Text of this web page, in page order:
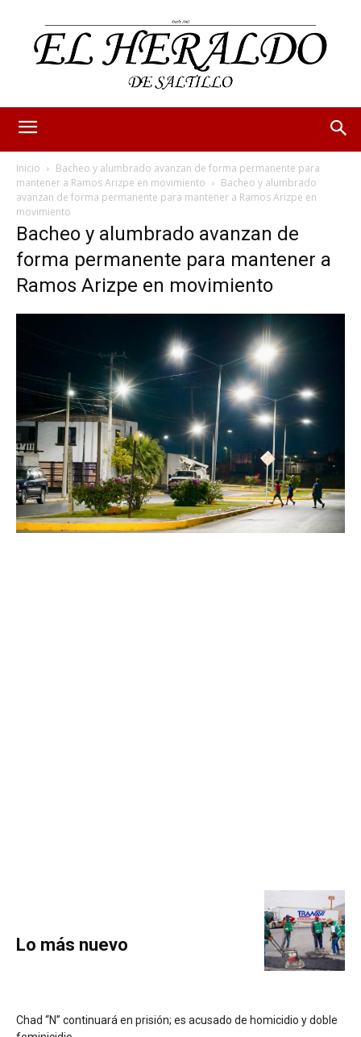
Inicio
Bacheo y alumbrado avanzan de forma permanente para
mantener a Ramos Arizpe en movimiento
Bacheo y alumbrado
avanzan de forma permanente para mantener a Ramos Arizpe en
movimiento
Bacheo y alumbrado avanzan de
forma permanente para mantener a
Ramos Arizpe en movimiento
Lo más nuevo
Chad “N” continuará en prisión; es acusado de homicidio y doble